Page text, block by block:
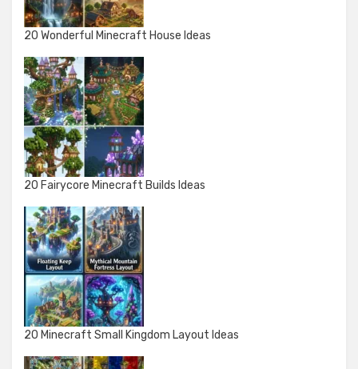
20 Wonderful Minecraft House Ideas
20 Fairycore Minecraft Builds Ideas
20 Minecraft Small Kingdom Layout Ideas